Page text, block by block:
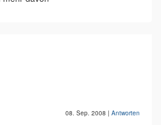
08. Sep. 2008 | Antworten